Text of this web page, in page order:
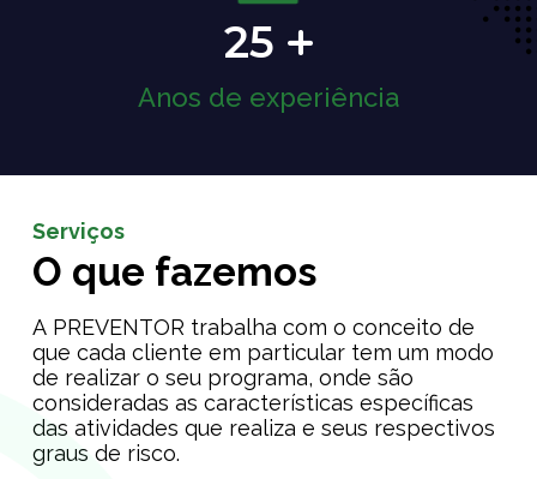
25
Anos de experiência
Serviços
O que fazemos
A PREVENTOR trabalha com o conceito de
que cada cliente em particular tem um modo
de realizar o seu programa, onde são
consideradas as características específicas
das atividades que realiza e seus respectivos
graus de risco.